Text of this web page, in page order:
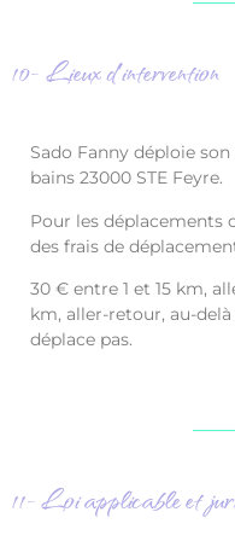
10- Lieux d’intervention
Sado Fanny déploie
bains 23000 STE Feyre.
Pour les déplacements
des frais de
30 € entre 1 et 15 km,
km, aller-retour, au-
déplace pas.
11- Loi applicable et